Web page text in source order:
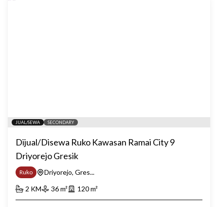
JUAL/SEWA SECONDARY
Dijual/Disewa Ruko Kawasan Ramai City 9
Driyorejo Gresik
Ruko
Driyorejo, Gres...
2 KM 36m² 120m²